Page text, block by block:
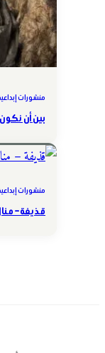
منشورات
بين أن
منشورات
قذيفة –